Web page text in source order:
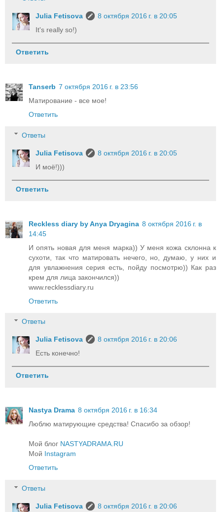
Julia Fetisova
8 октября 2016 г. в 20:05
It's really so!)
Ответить
Tanserb 7 октября 2016 г. в 23:56
Матирование - все мое!
Ответить
Ответы
Julia Fetisova
8 октября 2016 г. в 20:05
И моё!)))
Ответить
Reckless diary by Anya Dryagina 8 октября 2016 г. в
14:45
И опять новая для меня марка)) У меня кожа склонна к
сухоти, так что матировать нечего, но, думаю, у них и
для увлажнения серия есть, пойду посмотрю)) Как раз
крем для лица закончился))
www.recklessdiary.ru
Ответить
Ответы
Julia Fetisova
8 октября 2016 г. в 20:06
Есть конечно!
Ответить
Nastya Drama 8 октября 2016 г. в 16:34
Люблю матирующие средства! Спасибо за обзор!
Мой блог NASTYADRAMA.RU
Мой Instagram
Ответить
Ответы
Julia Fetisova
8 октября 2016 г. в 20:06